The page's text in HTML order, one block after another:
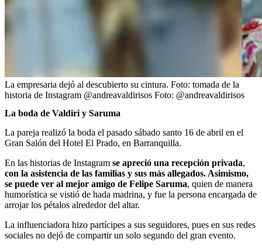
La empresaria dejó al descubierto su cintura. Foto: tomada de la
historia de Instagram @andreavaldirisos Foto: @andreavaldirisos
La boda de Valdiri y Saruma
La pareja realizó la boda el pasado sábado santo 16 de abril en el
Gran Salón del Hotel El Prado, en Barranquilla.
En las historias de Instagram se apreció una recepción privada,
con la asistencia de las familias y sus más allegados. Asimismo,
se puede ver al mejor amigo de Felipe Saruma, quien de manera
humorística se vistió de hada madrina, y fue la persona encargada de
arrojar los pétalos alrededor del altar.
La influenciadora hizo partícipes a sus seguidores, pues en sus redes
sociales no dejó de compartir un solo segundo del gran evento.